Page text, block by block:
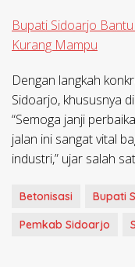
Bupati Sidoarjo
Kurang Mampu
Dengan langkah
Sidoarjo, khususnya
“Semoga janji
jalan ini sangat vital
industri,” ujar salah
Betonisasi Bupati
Pemkab Sidoarjo